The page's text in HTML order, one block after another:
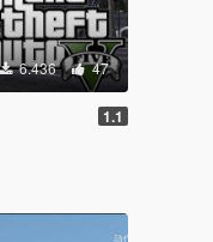
6.436 47
1.1